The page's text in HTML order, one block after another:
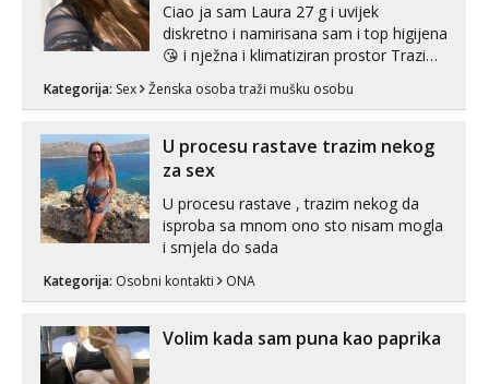
Ciao ja sam Laura 27 g i uvijek
diskretno i namirisana sam i top higijena
😘 i nježna i klimatiziran prostor Trazim
Pusenje i gutanje sperme Erotsko rublje
tijelu Iskljucivo neradim analni !!! I
Kategorija: Sex Ženska osoba traži mušku osobu
U procesu rastave trazim nekog
za sex
U procesu rastave , trazim nekog da
isproba sa mnom ono sto nisam mogla
i smjela do sada
Kategorija: Osobni kontakti ONA
Volim kada sam puna kao paprika